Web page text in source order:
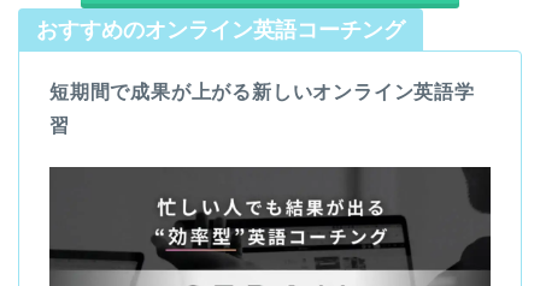
おすすめのオンライン英語コーチング
短期間で成果が上がる新しいオンライン英語学
習